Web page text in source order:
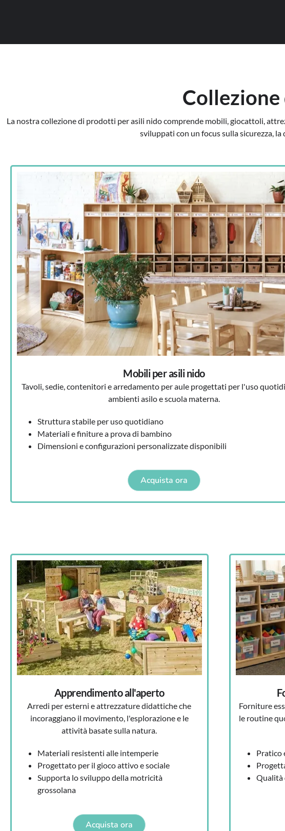
La nostra collezione di prodotti per asili nido comprende mobili, giocattoli,
sviluppati con un focus sulla sicurezza,
Mobili per asili nido
Tavoli, sedie, contenitori e arredamento per aule progettati per l'uso
ambienti asilo e scuola materna.
Struttura stabile per uso quotidiano
Materiali e finiture a prova di bambino
Dimensioni e configurazioni personalizzate disponibili
Acquista ora
Apprendimento all'aperto
Arredi per esterni e attrezzature didattiche che
incoraggiano il movimento, l'esplorazione e le
attività basate sulla natura.
Materiali resistenti alle intemperie
Progettato per il gioco attivo e sociale
Supporta lo sviluppo della motricità
grossolana
Acquista ora
Forniture
le routine
Pratico
Qualità